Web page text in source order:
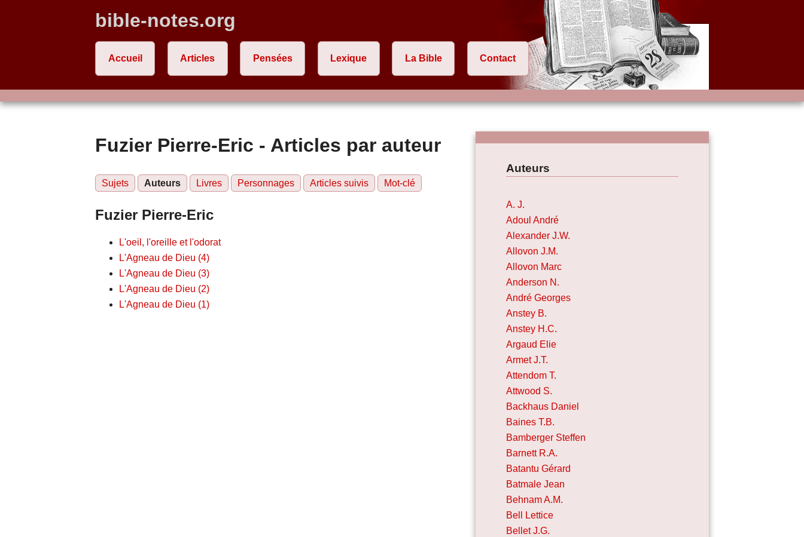
bible-notes.org
Accueil Articles Pensées Lexique La Bible Contact
Fuzier Pierre-Eric - Articles par auteur
Sujets Auteurs Livres Personnages Articles suivis Mot-clé
Fuzier Pierre-Eric
L'oeil, l'oreille et l'odorat
L'Agneau de Dieu (4)
L'Agneau de Dieu (3)
L'Agneau de Dieu (2)
L'Agneau de Dieu (1)
Auteurs
A. J.
Adoul André
Alexander J.W.
Allovon J.M.
Allovon Marc
Anderson N.
André Georges
Anstey B.
Anstey H.C.
Argaud Elie
Armet J.T.
Attendom T.
Attwood S.
Backhaus Daniel
Baines T.B.
Bamberger Steffen
Barnett R.A.
Batantu Gérard
Batmale Jean
Behnam A.M.
Bell Lettice
Bellet J.G.